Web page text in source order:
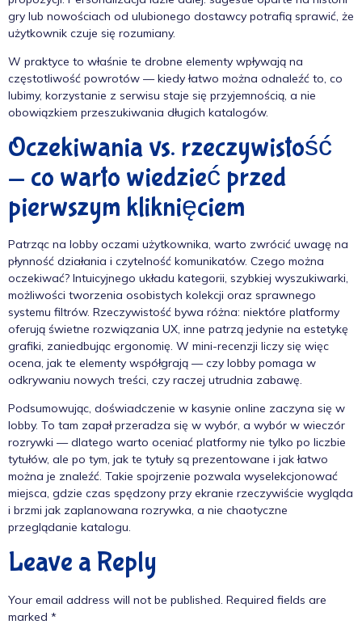
gry lub nowościach od ulubionego dostawcy potrafią sprawić, że
użytkownik czuje się rozumiany.
W praktyce to właśnie te drobne elementy wpływają na
częstotliwość powrotów — kiedy łatwo można odnaleźć to, co
lubimy, korzystanie z serwisu staje się przyjemnością, a nie
obowiązkiem przeszukiwania długich katalogów.
Oczekiwania vs. rzeczywistość
— co warto wiedzieć przed
pierwszym kliknięciem
Patrząc na lobby oczami użytkownika, warto zwrócić uwagę na
płynność działania i czytelność komunikatów. Czego można
oczekiwać? Intuicyjnego układu kategorii, szybkiej wyszukiwarki,
możliwości tworzenia osobistych kolekcji oraz sprawnego
systemu filtrów. Rzeczywistość bywa różna: niektóre platformy
oferują świetne rozwiązania UX, inne patrzą jedynie na estetykę
grafiki, zaniedbując ergonomię. W mini-recenzji liczy się więc
ocena, jak te elementy współgrają — czy lobby pomaga w
odkrywaniu nowych treści, czy raczej utrudnia zabawę.
Podsumowując, doświadczenie w kasynie online zaczyna się w
lobby. To tam zapał przeradza się w wybór, a wybór w wieczór
rozrywki — dlatego warto oceniać platformy nie tylko po liczbie
tytułów, ale po tym, jak te tytuły są prezentowane i jak łatwo
można je znaleźć. Takie spojrzenie pozwala wyselekcjonować
miejsca, gdzie czas spędzony przy ekranie rzeczywiście wygląda
i brzmi jak zaplanowana rozrywka, a nie chaotyczne
przeglądanie katalogu.
Leave a Reply
Your email address will not be published. Required fields are
marked *